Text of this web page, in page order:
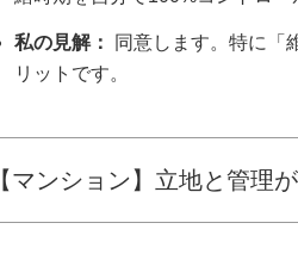
私の見解：
同意します。特に「
リットです。
【マンション】立地と管理